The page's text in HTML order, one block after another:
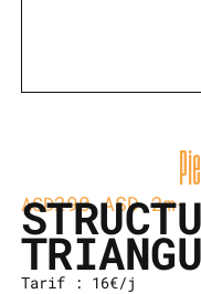
ASD290 ASD 2m-
Tarif : 16€/j